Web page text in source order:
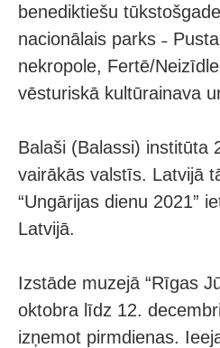
benediktiešu
nacionālais parks ˗
nekropole, Fertē/
vēsturiskā kultūrainava
Balaši (Balassi) institūta
vairākās valstīs. Latvijā
“Ungārijas dienu 2021”
Latvijā.
Izstāde muzejā “Rīgas
oktobra līdz 12.
izņemot pirmdienas.